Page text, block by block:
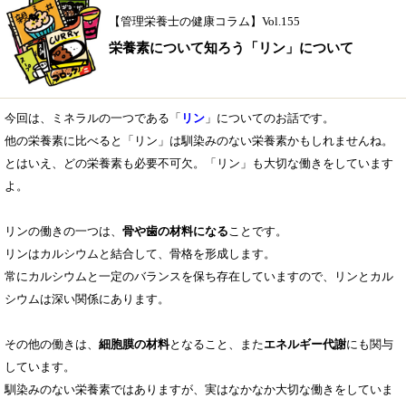
【管理栄養士の健康コラム】Vol.155
栄養素について知ろう「リン」について
今回は、ミネラルの一つである「 リン 」についてのお話です。
他の栄養素に比べると「リン」は馴染みのない栄養素かもしれませんね。
とはいえ、どの栄養素も必要不可欠。「リン」も大切な働きをしています
よ。
リンの働きの一つは、 骨や歯の材料になることです。
リンはカルシウムと結合して、骨格を形成します。
常にカルシウムと一定のバランスを保ち存在していますので、リンとカル
シウムは深い関係にあります。
その他の働きは、 細胞膜の材料となること、またエネルギー代謝にも関与
しています。
馴染みのない栄養素ではありますが、実はなかなか大切な働きをしていま